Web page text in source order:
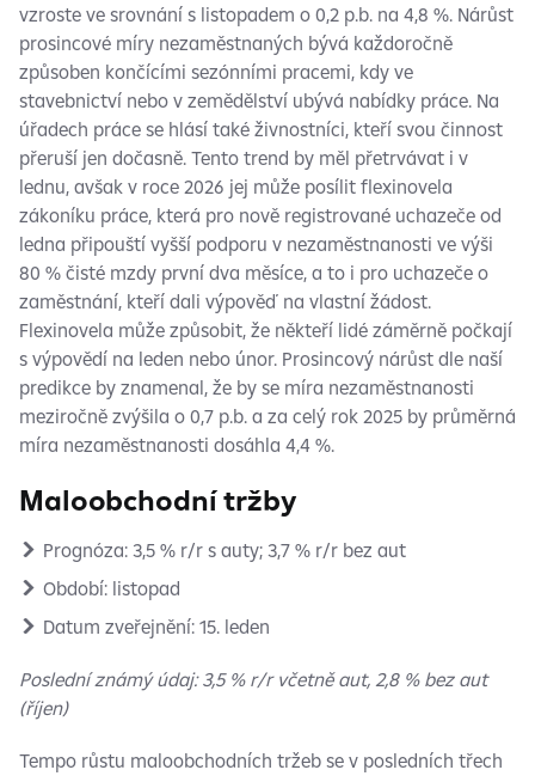
vzroste ve srovnání s listopadem o 0,2 p.b. na 4,8 %. Nárůst
prosincové míry nezaměstnaných bývá každoročně
způsoben končícími sezónními pracemi, kdy ve
stavebnictví nebo v zemědělství ubývá nabídky práce. Na
úřadech práce se hlásí také živnostníci, kteří svou činnost
přeruší jen dočasně. Tento trend by měl přetrvávat i v
lednu, avšak v roce 2026 jej může posílit flexinovela
zákoníku práce, která pro nově registrované uchazeče od
ledna připouští vyšší podporu v nezaměstnanosti ve výši
80 % čisté mzdy první dva měsíce, a to i pro uchazeče o
zaměstnání, kteří dali výpověď na vlastní žádost.
Flexinovela může způsobit, že někteří lidé záměrně počkají
s výpovědí na leden nebo únor. Prosincový nárůst dle naší
predikce by znamenal, že by se míra nezaměstnanosti
meziročně zvýšila o 0,7 p.b. a za celý rok 2025 by průměrná
míra nezaměstnanosti dosáhla 4,4 %.
Maloobchodní tržby
Prognóza: 3,5 % r/r s auty; 3,7 % r/r bez aut
Období: listopad
Datum zveřejnění: 15. leden
Poslední známý údaj: 3,5 % r/r včetně aut, 2,8 % bez aut
(říjen)
Tempo růstu maloobchodních tržeb se v posledních třech